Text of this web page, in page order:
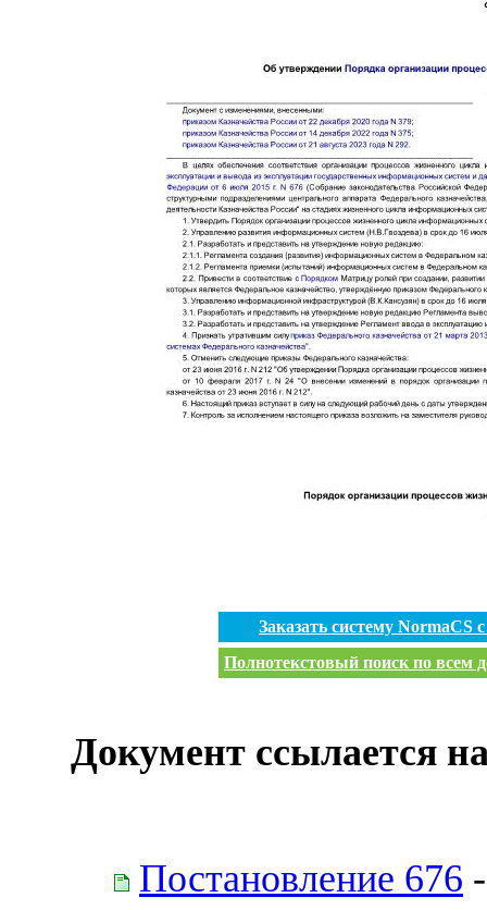
Заказать систему
Полнотекстовый поиск по всем
Документ ссылается
Постановление 676